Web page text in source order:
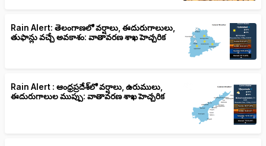
Rain Alert: తెలంగాణలో వర్షాలు, ఈదురుగాలులు,
తుఫాన్లు వచ్చే అవకాశం: వాతావరణ శాఖ హెచ్చరిక
Rain Alert : ఆంధ్రప్రదేశ్‌లో వర్షాలు, ఉరుములు,
ఈదురుగాలుల ముప్పు: వాతావరణ శాఖ హెచ్చరిక